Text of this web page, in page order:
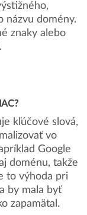
názvu domény.
znaky alebo
kľúčové slová,
vo
Google
doménu, takže
to výhoda pri
by mala byť
zapamätal.